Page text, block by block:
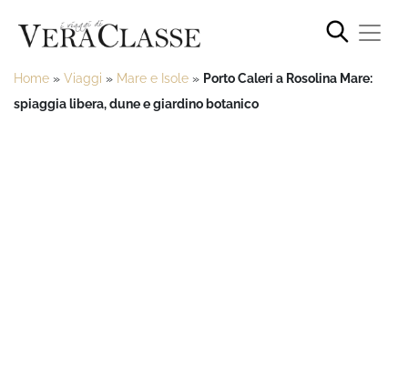
Home » Viaggi » Mare e Isole » Porto Caleri a Rosolina Mare:
spiaggia libera, dune e giardino botanico